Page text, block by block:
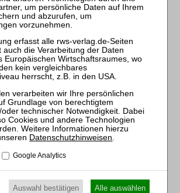
des
Skript 373
2015
178 Seiten
Verlag, Köln
978-3-8145-0373-8
€
lieferbar
Datenschutzhinweisen
Google Analytics
Auswahl bestätigen Alle auswählen